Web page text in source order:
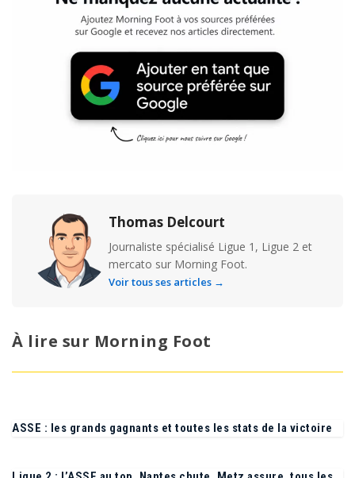
Thomas Delcourt
Journaliste spécialisé Ligue 1, Ligue 2 et
mercato sur Morning Foot.
Voir tous ses articles →
À lire sur Morning Foot
ASSE : les grands gagnants et toutes les stats de la victoire